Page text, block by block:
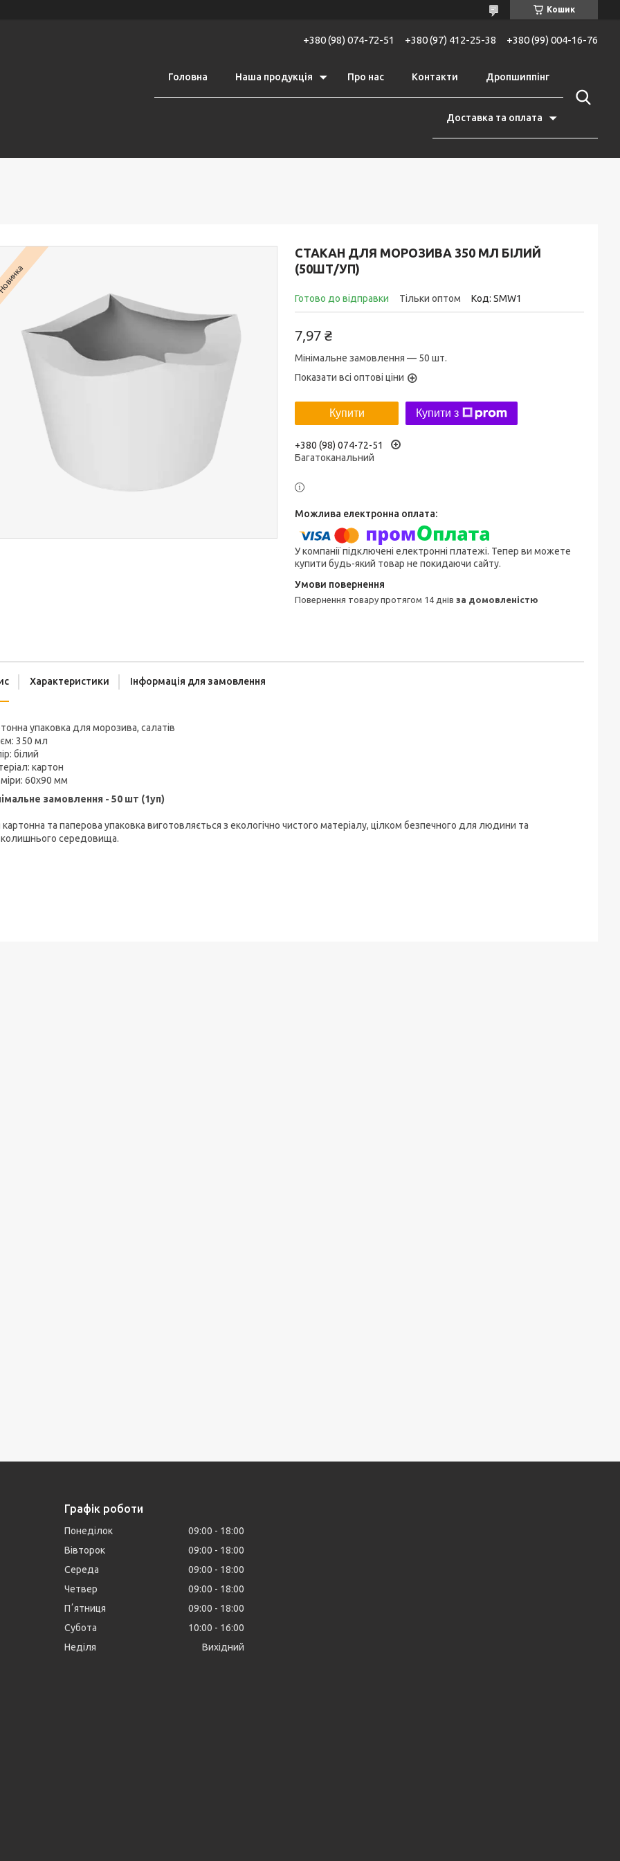
Кошик
+380 (98) 074-72-51 +380 (97) 412-25-38 +380 (99) 004-16-76
Головна Наша продукція Про нас Контакти Дропшиппінг
Доставка та оплата
СТАКАН ДЛЯ МОРОЗИВА 350 МЛ БІЛИЙ
(50ШТ/УП)
Готово до відправки Тільки оптом Код: SMW1
7,97 ₴
Мінімальне замовлення — 50 шт.
Показати всі оптові ціни
Купити Купити з
+380 (98) 074-72-51
Багатоканальний
У компанії підключені електронні платежі. Тепер ви можете
купити будь-який товар не покидаючи сайту.
повернення товару протягом 14 днів за домовленістю
Характеристики Інформація для замовлення
упаковка для морозива, салатів
350 мл
білий
картон
60х90 мм
замовлення - 50 шт (1уп)
картонна та паперова упаковка виготовляється з екологічно чистого матеріалу, цілком безпечного для людини та
середовища.
Графік роботи
Понеділок 09:00
18:00
Вівторок
09:00
18:00
Середа
09:00
18:00
Четвер
09:00
18:00
Пʼятниця
09:00
18:00
Субота
10:00
16:00
Неділя
Вихідний